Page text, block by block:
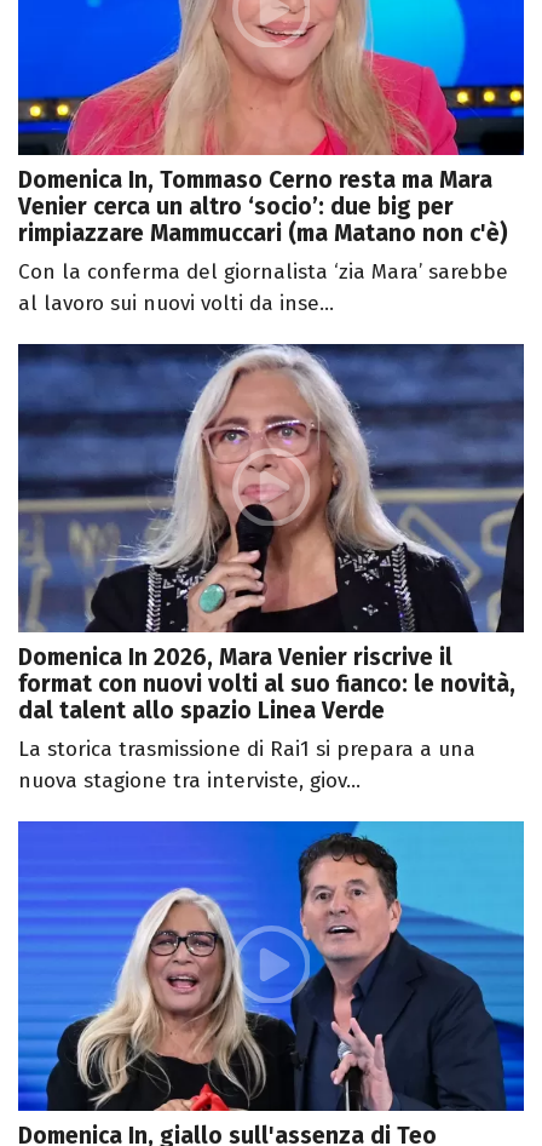
Domenica In, Tommaso Cerno resta ma Mara
Venier cerca un altro ‘socio’: due big per
rimpiazzare Mammuccari (ma Matano non c'è)
Con la conferma del giornalista ‘zia Mara’ sarebbe
al lavoro sui nuovi volti da inse...
Domenica In 2026, Mara Venier riscrive il
format con nuovi volti al suo fianco: le novità,
dal talent allo spazio Linea Verde
La storica trasmissione di Rai1 si prepara a una
nuova stagione tra interviste, giov...
Domenica In, giallo sull'assenza di Teo